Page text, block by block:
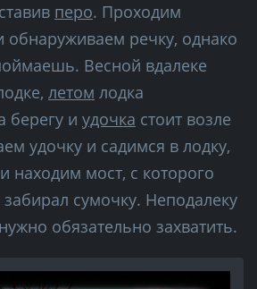
перо. Проходим
речку, однако
Весной вдалеке
летом лодка
берегу и удочка стоит возле
удочку и садимся в лодку,
находим мост, с которого
сумочку. Неподалеку
обязательно захватить.